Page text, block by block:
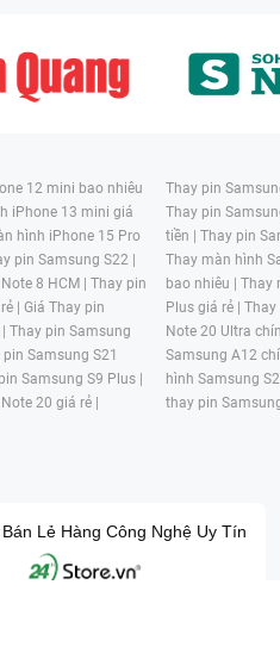
12 mini bao nhiêu
iPhone 13 mini giá
hình iPhone 15 Pro
pin Samsung S22 |
8 HCM | Thay pin
| Giá Thay pin
Thay pin Samsung
pin Samsung S21
Samsung S9 Plus |
20 giá rẻ |
Thay pin
Thay pin
tiền | Thay pin
Thay màn hình
bao nhiêu | Thay
Plus giá rẻ | Thay
Note 20 Ultra
Samsung A12
hình Samsung
thay pin
Lẻ Hàng Công Nghệ Uy Tín